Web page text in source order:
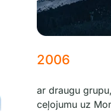
2006
ar draugu
ceļojumu uz